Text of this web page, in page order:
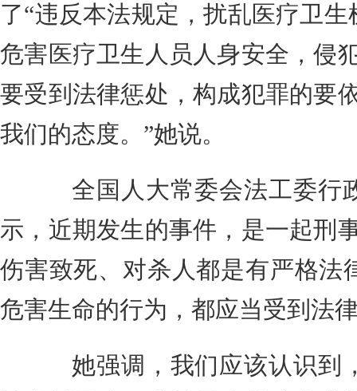
了“违反本法规定，扰乱医疗卫
危害医疗卫生人员人身安全，侵
要受到法律惩处，构成犯罪的要
我们的态度。”她说。
全国人大常委会法工委行
示，近期发生的事件，是一起刑
伤害致死、对杀人都是有严格法
危害生命的行为，都应当受到法
她强调，我们应该认识到